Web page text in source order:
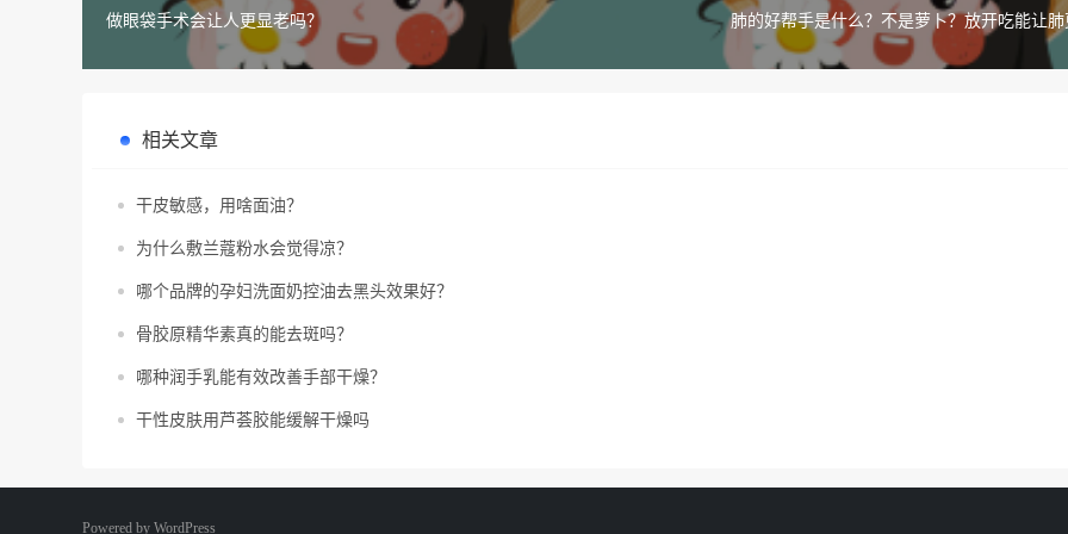
做眼袋手术会让人更显老吗？ 肺的好帮手是什么？不是萝卜？放开吃能让
相关文章
干皮敏感，用啥面油？
为什么敷兰蔻粉水会觉得凉？
哪个品牌的孕妇洗面奶控油去黑头效果好？
骨胶原精华素真的能去斑吗？
哪种润手乳能有效改善手部干燥？
干性皮肤用芦荟胶能缓解干燥吗
Powered by WordPress